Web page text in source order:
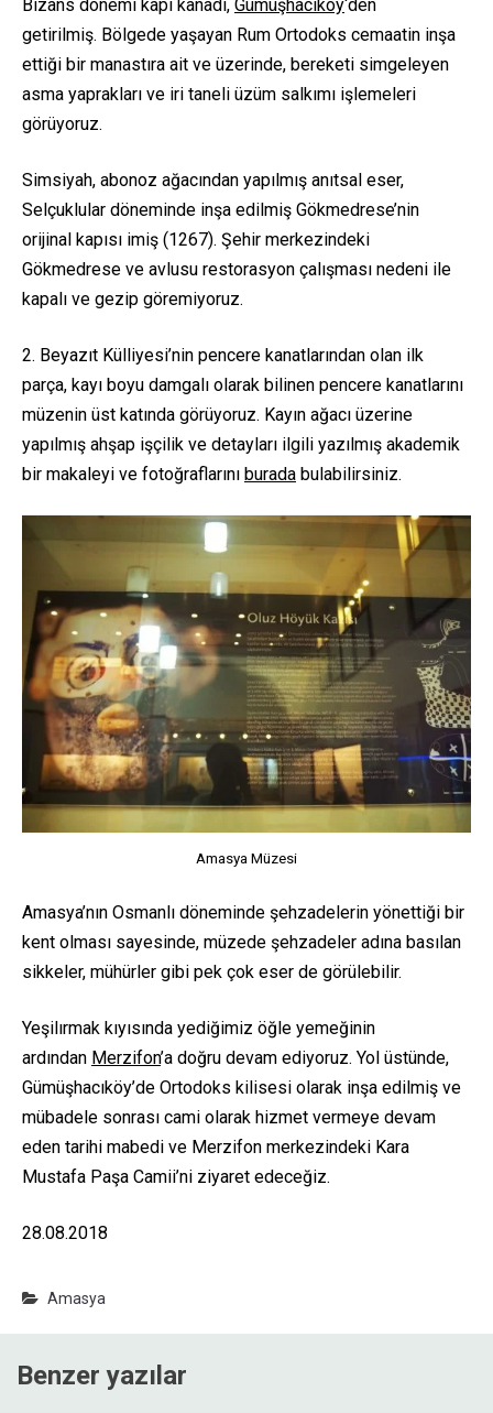
Bizans dönemi kapı kanadı, Gümüşhacıköy‘den
getirilmiş. Bölgede yaşayan Rum Ortodoks cemaatin inşa
ettiği bir manastıra ait ve üzerinde, bereketi simgeleyen
asma yaprakları ve iri taneli üzüm salkımı işlemeleri
görüyoruz.
Simsiyah, abonoz ağacından yapılmış anıtsal eser,
Selçuklular döneminde inşa edilmiş Gökmedrese’nin
orijinal kapısı imiş (1267). Şehir merkezindeki
Gökmedrese ve avlusu restorasyon çalışması nedeni ile
kapalı ve gezip göremiyoruz.
2. Beyazıt Külliyesi’nin pencere kanatlarından olan ilk
parça, kayı boyu damgalı olarak bilinen pencere kanatlarını
müzenin üst katında görüyoruz. Kayın ağacı üzerine
yapılmış ahşap işçilik ve detayları ilgili yazılmış akademik
bir makaleyi ve fotoğraflarını burada bulabilirsiniz.
Amasya Müzesi
Amasya’nın Osmanlı döneminde şehzadelerin yönettiği bir
kent olması sayesinde, müzede şehzadeler adına basılan
sikkeler, mühürler gibi pek çok eser de görülebilir.
Yeşilırmak kıyısında yediğimiz öğle yemeğinin
ardından Merzifon’a doğru devam ediyoruz. Yol üstünde,
Gümüşhacıköy’de Ortodoks kilisesi olarak inşa edilmiş ve
mübadele sonrası cami olarak hizmet vermeye devam
eden tarihi mabedi ve Merzifon merkezindeki Kara
Mustafa Paşa Camii’ni ziyaret edeceğiz.
28.08.2018
Amasya
Benzer yazılar